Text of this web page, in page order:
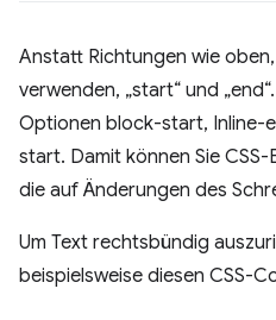
Anstatt Richtungen wie
verwenden, „start“ und
Optionen block-start, Inline-
start. Damit können Sie
die auf Änderungen des
Um Text rechtsbündig
beispielsweise diesen CSS-